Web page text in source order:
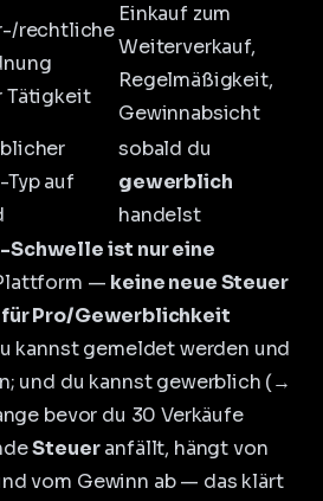
rechtliche
Tätigkeit
Einkauf zum
Weiterverkauf,
Regelmäßigkeit,
Gewinnabsicht
Typ auf
sobald du
gewerblich
handelst
Schwelle ist nur eine
— keine neue Steuer
Pro/Gewerblichkeit
kannst gemeldet werden und
und du kannst gewerblich (→
bevor du 30 Verkäufe
Steueranfällt, hängt von
vom Gewinn ab — das klärt